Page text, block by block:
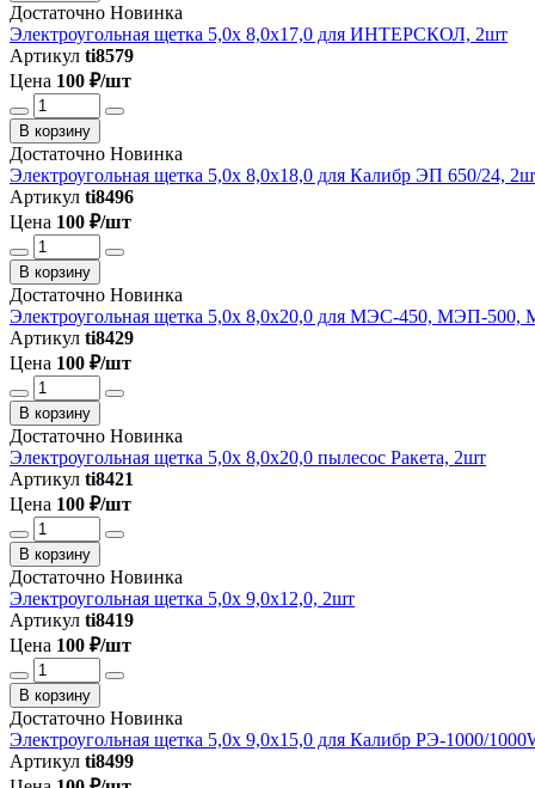
Достаточно Новинка
Электроугольная щетка 5,0х 8,0х17,0 для ИНТЕРСКОЛ, 2шт
Артикул ti8579
Цена 100 ₽/шт
В корзину
Достаточно Новинка
Электроугольная щетка 5,0х 8,0х18,0 для Калибр ЭП 650/24,
Артикул ti8496
Цена 100 ₽/шт
В корзину
Достаточно Новинка
Электроугольная щетка 5,0х 8,0х20,0 для МЭС-450, МЭП-
Артикул ti8429
Цена 100 ₽/шт
В корзину
Достаточно Новинка
Электроугольная щетка 5,0х 8,0х20,0 пылесос Ракета, 2шт
Артикул ti8421
Цена 100 ₽/шт
В корзину
Достаточно Новинка
Электроугольная щетка 5,0х 9,0х12,0, 2шт
Артикул ti8419
Цена 100 ₽/шт
В корзину
Достаточно Новинка
Электроугольная щетка 5,0х 9,0х15,0 для Калибр РЭ-1000/
Артикул ti8499